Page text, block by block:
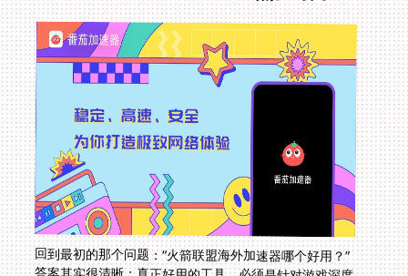
回到最初的那个问题：“火箭联盟海外加速器哪个好用？”
答案其实很清晰：真正好用的工具，必须是针对游戏深度
优化的专业网络解决方案。它得能让你无论身处伦敦、纽
约还是悉尼，想挑战火箭联赛的空中进球、想沉浸一梦江
湖的武侠世界、想在傍晚种好小森生活的田地时，都感受
不到网络屏障的存在。选择那个全球节点够聪明、多端支
持够灵活、带宽资源够慷慨、数据传输够安全、技术支持
够实时的加速器，把高延迟卡顿彻底封存为过去式。你的